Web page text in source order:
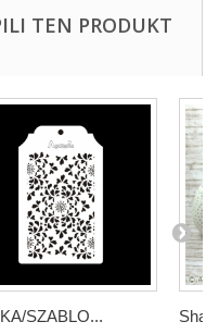
TEN PRODUKT
SZABLO...